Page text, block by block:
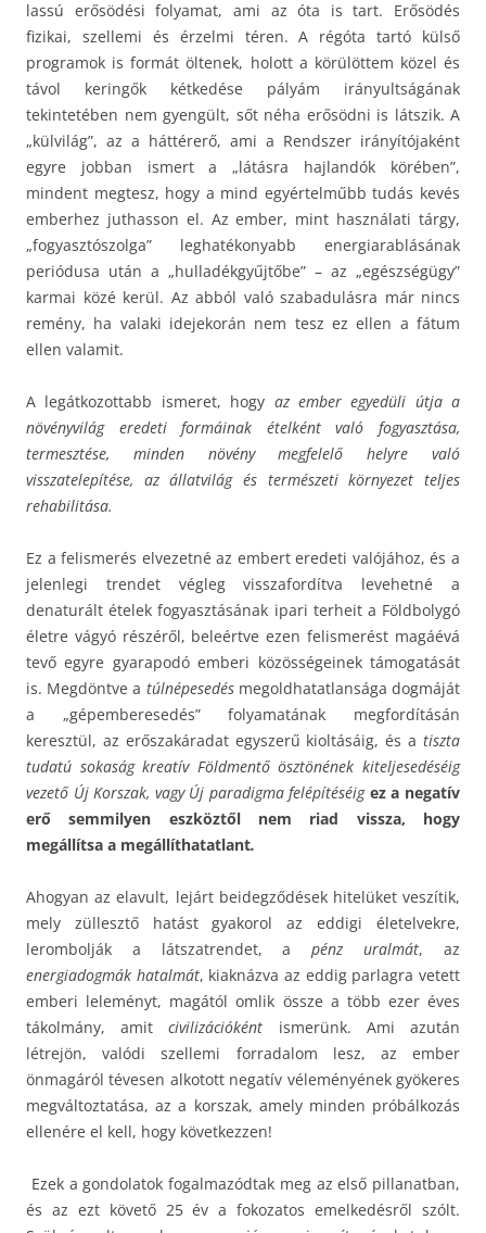
lassú erősödési folyamat, ami az óta is tart. Erősödés
fizikai, szellemi és érzelmi téren. A régóta tartó külső
programok is formát öltenek, holott a körülöttem közel és
távol keringők kétkedése pályám irányultságának
tekintetében nem gyengült, sőt néha erősödni is látszik. A
„külvilág”, az a háttérerő, ami a Rendszer irányítójaként
egyre jobban ismert a „látásra hajlandók körében”,
mindent megtesz, hogy a mind egyértelműbb tudás kevés
emberhez juthasson el. Az ember, mint használati tárgy,
„fogyasztószolga” leghatékonyabb energiarablásának
periódusa után a „hulladékgyűjtőbe” – az „egészségügy”
karmai közé kerül. Az abból való szabadulásra már nincs
remény, ha valaki idejekorán nem tesz ez ellen a fátum
ellen valamit.
A legátkozottabb ismeret, hogy az ember egyedüli útja a
növényvilág eredeti formáinak ételként való fogyasztása,
termesztése, minden növény megfelelő helyre való
visszatelepítése, az állatvilág és természeti környezet teljes
rehabilitása.
Ez a felismerés elvezetné az embert eredeti valójához, és a
jelenlegi trendet végleg visszafordítva levehetné a
denaturált ételek fogyasztásának ipari terheit a Földbolygó
életre vágyó részéről, beleértve ezen felismerést magáévá
tevő egyre gyarapodó emberi közösségeinek támogatását
is. Megdöntve a túlnépesedés megoldhatatlansága dogmáját
a „gépemberesedés” folyamatának megfordításán
keresztül, az erőszakáradat egyszerű kioltásáig, és a tiszta
tudatú sokaság kreatív Földmentő ösztönének kiteljesedéséig
vezető Új Korszak, vagy Új paradigma felépítéséig ez a negatív
erő semmilyen eszköztől nem riad vissza, hogy
megállítsa a megállíthatatlant.
Ahogyan az elavult, lejárt beidegződések hitelüket veszítik,
mely züllesztő hatást gyakorol az eddigi életelvekre,
lerombolják a látszatrendet, apénz uralmát, az
energiadogmák hatalmát, kiaknázva az eddig parlagra vetett
emberi leleményt, magától omlik össze a több ezer éves
tákolmány, amitcivilizációként ismerünk. Ami azután
létrejön, valódi szellemi forradalom lesz, az ember
önmagáról tévesen alkotott negatív véleményének gyökeres
megváltoztatása, az a korszak, amely minden próbálkozás
ellenére el kell, hogy következzen!
Ezek a gondolatok fogalmazódtak meg az első pillanatban,
és az ezt követő 25 év a fokozatos emelkedésről szólt.